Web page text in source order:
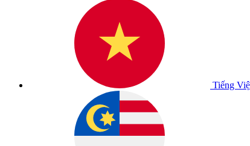
Tiếng